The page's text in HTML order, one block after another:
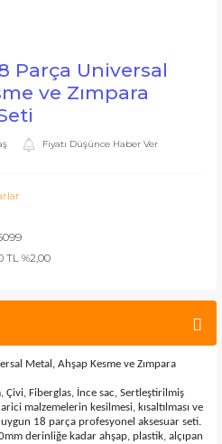
Parça Universal
ve Zımpara
Fiyatı Düşünce Haber Ver
TL %2,00
Metal, Ahşap Kesme ve Zımpara
Çivi, Fiberglas, İnce sac, Sertleştirilmiş
malzemelerin kesilmesi, kısaltılması ve
uygun 18 parça profesyonel aksesuar seti.
derinliğe kadar ahşap, plastik, alçıpan